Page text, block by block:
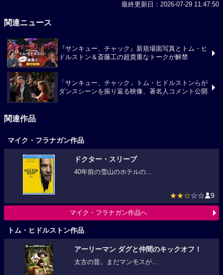
最終更新日：2026-07-29 11:47:50
関連ニュース
『サンキュー、チャック』新規場面写真とトム・ヒ
ドルストン＆斎藤工の超貴重なトークが解禁
「サンキュー、チャック」トム・ヒドルストンらが
ダンスシーンを振り返る映像、著名人コメント公開
関連作品
マイク・フラナガン作品
ドクター・スリープ
40年前の雪山のホテルの...
★★☆☆☆ 9
マイク・フラナガン作品へ
トム・ヒドルストン作品
アーリーマン ダグと仲間のキックオフ！
太古の昔。まだマンモスが...